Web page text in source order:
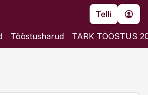
Telli
Tööstusharud TARK TÖÖSTUS